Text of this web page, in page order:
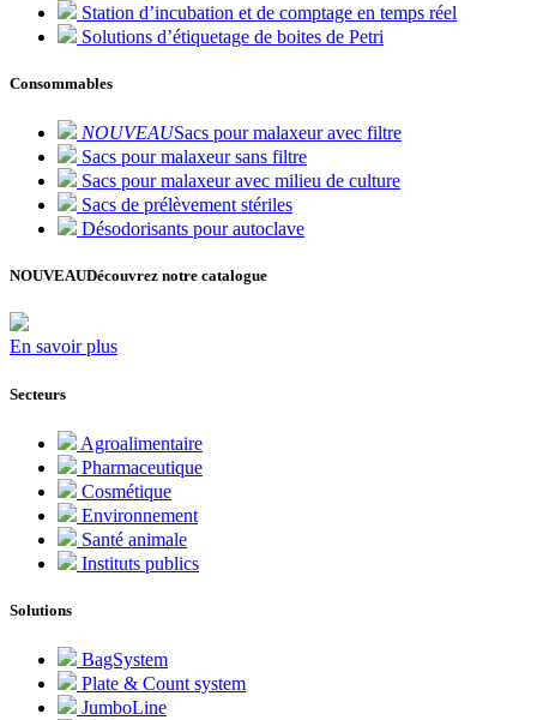
Station d’incubation et de comptage en temps réel
Solutions d’étiquetage de boites de Petri
Consommables
NOUVEAUSacs pour malaxeur avec filtre
Sacs pour malaxeur sans filtre
Sacs pour malaxeur avec milieu de culture
Sacs de prélèvement stériles
Désodorisants pour autoclave
NOUVEAUDécouvrez notre catalogue
En savoir plus
Secteurs
Agroalimentaire
Pharmaceutique
Cosmétique
Environnement
Santé animale
Instituts publics
Solutions
BagSystem
Plate & Count system
JumboLine